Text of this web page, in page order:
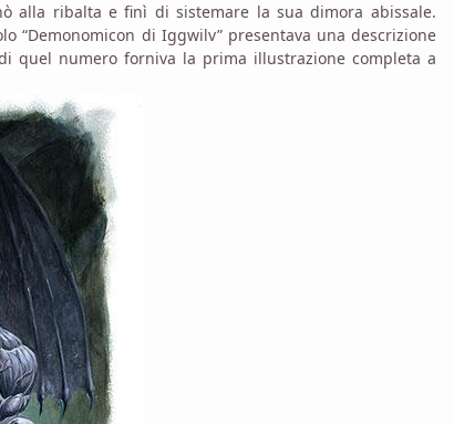
alla ribalta e finì di sistemare la sua dimora abissale.
“Demonomicon di Iggwilv” presentava una descrizione
quel numero forniva la prima illustrazione completa a